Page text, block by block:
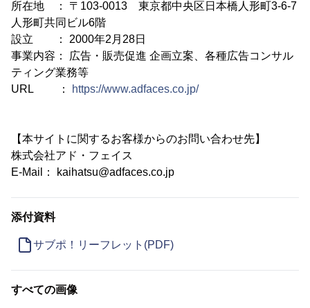
所在地 ： 〒103-0013 東京都中央区日本橋人形町3-6-7
人形町共同ビル6階
設立 ： 2000年2月28日
事業内容： 広告・販売促進 企画立案、各種広告コンサル
ティング業務等
URL ：
https://www.adfaces.co.jp/
【本サイトに関するお客様からのお問い合わせ先】
株式会社アド・フェイス
E-Mail： kaihatsu@adfaces.co.jp
添付資料
サブポ！リーフレット(PDF)
すべての画像